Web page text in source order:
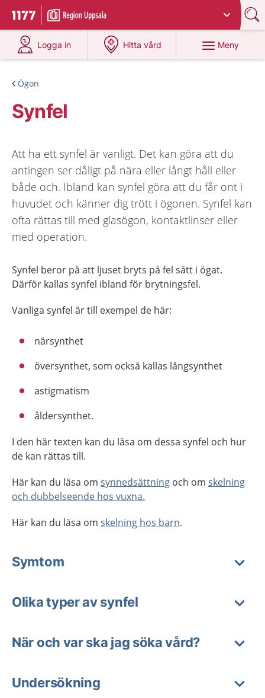
Till startsidan för 1177
Du har valt region
Logga in
på 1177.se
Hitta vård
på 1177.se
Meny
Ögon
Synfel
Att ha ett synfel är vanligt. Det kan göra att du
antingen ser dåligt på nära eller långt håll eller
både och. Ibland kan synfel göra att du får ont i
huvudet och känner dig trött i ögonen. Synfel kan
ofta rättas till med glasögon, kontaktlinser eller
med operation.
Synfel beror på att ljuset bryts på fel sätt i ögat.
Därför kallas synfel ibland för brytningsfel.
Vanliga synfel är till exempel de här:
närsynthet
översynthet, som också kallas långsynthet
astigmatism
åldersynthet.
I den här texten kan du läsa om dessa synfel och hur
de kan rättas till.
Här kan du läsa om synnedsättning och om skelning
och dubbelseende hos vuxna.
Här kan du läsa om skelning hos barn.
Symtom
Olika typer av synfel
När och var ska jag söka vård?
Undersökning